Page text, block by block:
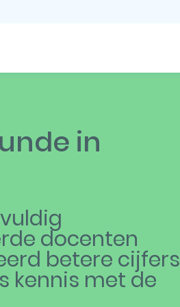
in
docenten
betere cijfers
kennis met de